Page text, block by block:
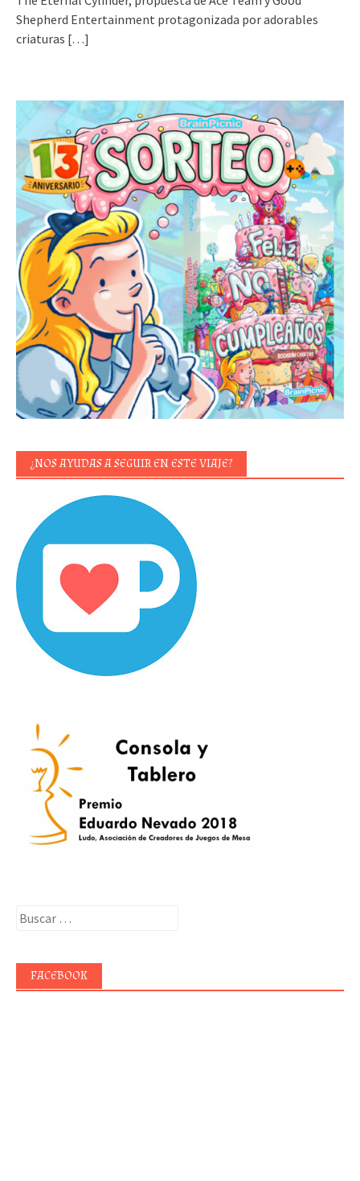
Shepherd Entertainment protagonizada por adorables
criaturas […]
¿NOS AYUDAS A SEGUIR EN ESTE VIAJE?
Buscar:
FACEBOOK